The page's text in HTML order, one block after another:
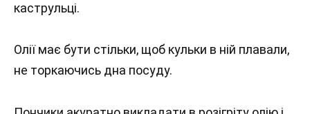
каструльці.
Олії має бути стільки, щоб кульки в ній плавали,
не торкаючись дна посуду.